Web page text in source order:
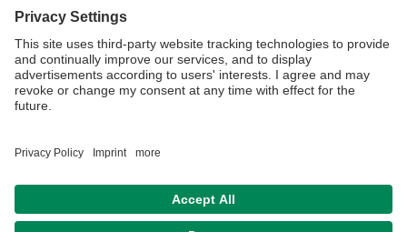
Grundlagen der IT-Sicherheit
Advanced Web Application Security
Ethics in IT Security (Seminar)